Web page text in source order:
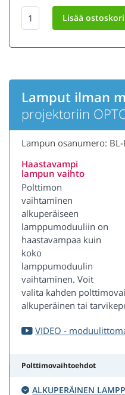
Lamput ilman
projektoriin
Lampun osanumero:
Haastavampi
lampun vaihto
Polttimon
vaihtaminen
alkuperäiseen
lamppumoduuliin on
haastavampaa kuin
koko
lamppumoduulin
vaihtaminen. Voit
valita kahden
alkuperäinen tai
VIDEO -
Polttimovaihtoehdot
ALKUPERÄINEN